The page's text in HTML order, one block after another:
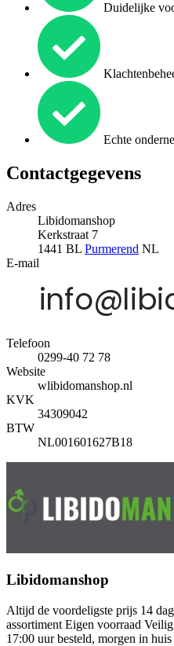
Duidelijke
Echte
Contactgegevens
Adres
Libidomanshop
Kerkstraat 7
1441 BL Purmerend NL
E-mail
Telefoon
0299-40 72 78
Website
wlibidomanshop.nl
KVK
34309042
BTW
NL001601627B18
Libidomanshop
Altijd de voordeligste prijs 14
assortiment Eigen voorraad
17:00 uur besteld, morgen in huis